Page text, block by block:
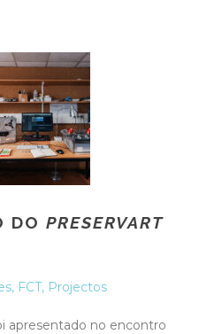
DO PRESERVART
, FCT, Projectos
apresentado no encontro